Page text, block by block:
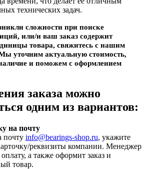
технических задач.
сложности при поиске
или/и ваш заказ содержит
товара, свяжитесь с нашим
уточним актуальную стоимость,
и поможем с оформлением
заказа можно
одним из вариантов:
на почту
почту info@bearings-shop.ru, укажите
реквизиты компании. Менеджер
а также оформит заказ и
товар.